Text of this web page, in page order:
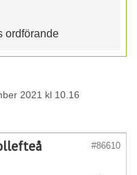
ordförande
2021 kl 10.16
#86610